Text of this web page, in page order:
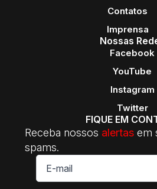
Contatos
Imprensa
Nossas
Facebook
YouTube
Instagram
Twitter
FIQUE EM
Receba nossos alertas em
spams.
E-
mail